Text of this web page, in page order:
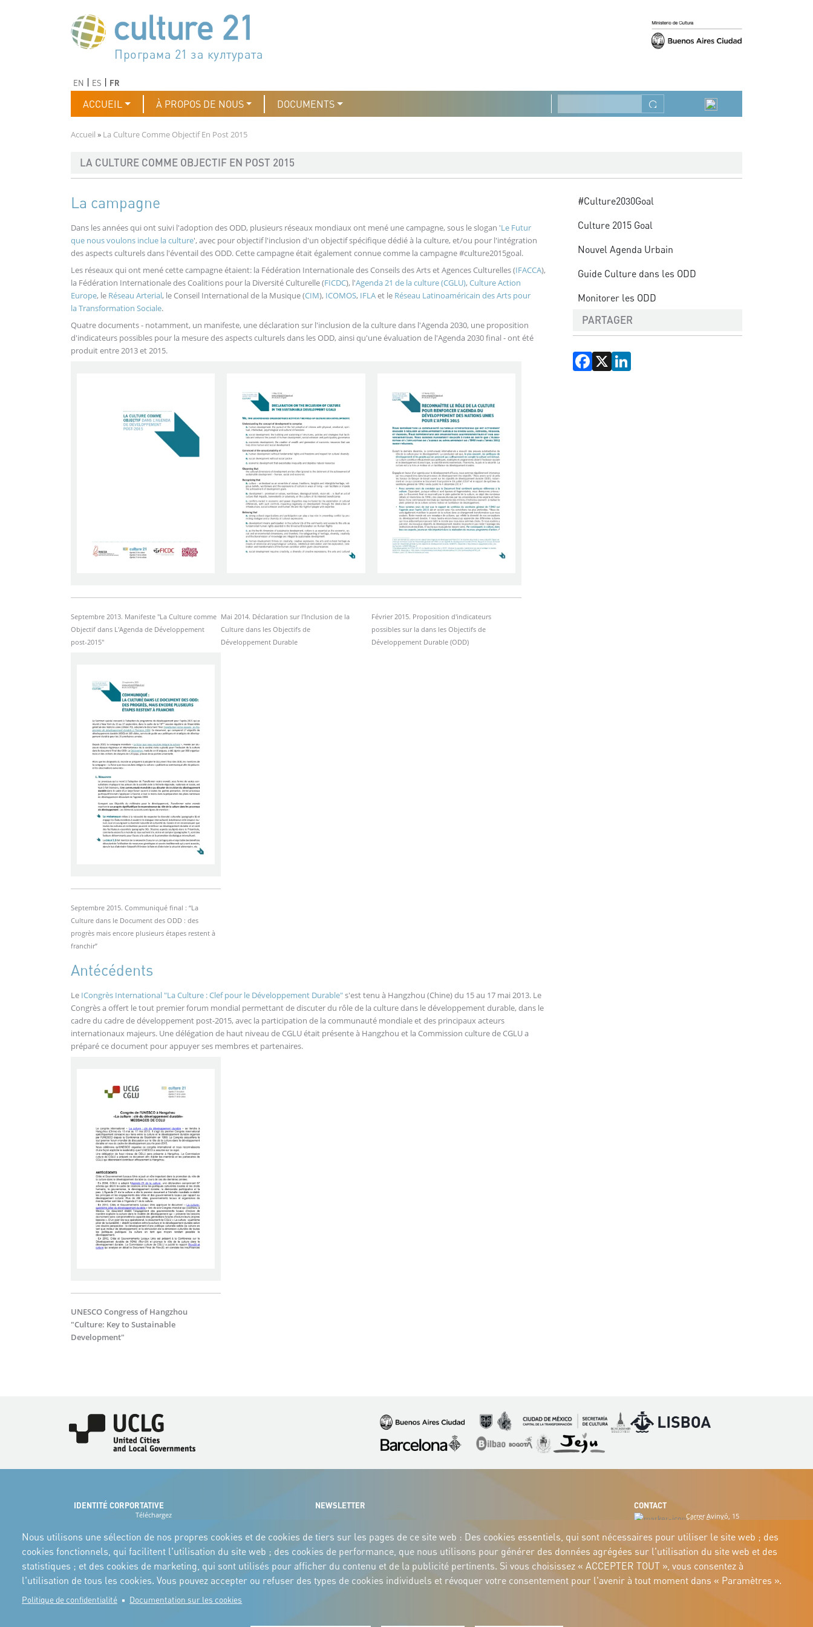
جدول أعمال القرن 21 للثقافة
Програма 21 за културата
Agenda 21 de la cultura
Agjenda 21 për kulturë
Agenda 21 van cultuur
Agenda 21 for culture
Kulturaren Agenda 21
Agenda 21 de la culture
Axenda 21 da cultura
Agenda 21 für Kultur
Agenda 21 della cultura
文化のためのアジェンダ21
دستورکار 21 برای فرهنگ
Agenda 21 dla kultury
Agenda 21 da cultura
Повестка дня 21 для культуры
Agenda 21 za kulturu
Agenda 21 de la cultura
Agenda 21 för kulturen
Kültür için Gündem 21
Порядок денний 21 для культури
EN ES FR
Navigation principale
ACCUEIL À PROPOS DE NOUS DOCUMENTS
Fil d'Ariane
Accueil La Culture Comme Objectif En Post 2015
LA CULTURE COMME OBJECTIF EN POST 2015
La campagne
Dans les années qui ont suivi l'adoption des ODD, plusieurs réseaux mondiaux ont mené une campagne, sous le slogan 'Le Futur
que nous voulons inclue la culture', avec pour objectif l'inclusion d'un objectif spécifique dédié à la culture, et/ou pour l'intégration
des aspects culturels dans l'éventail des ODD. Cette campagne était également connue comme la campagne #culture2015goal.
Les réseaux qui ont mené cette campagne étaient: la Fédération Internationale des Conseils des Arts et Agences Culturelles (IFACCA),
la Fédération Internationale des Coalitions pour la Diversité Culturelle (FICDC), l'Agenda 21 de la culture (CGLU),Culture Action
Europe, le Réseau Arterial, le Conseil International de la Musique(CIM), ICOMOS, IFLAet le Réseau Latinoaméricain des Arts pour
la Transformation Sociale.
Quatre documents - notamment, un manifeste, une déclaration sur l'inclusion de la culture dans l'Agenda 2030, une proposition
d'indicateurs possibles pour la mesure des aspects culturels dans les ODD, ainsi qu'une évaluation de l'Agenda 2030 final - ont été
produit entre 2013 et 2015.
Septembre 2013. Manifeste "La Culture comme
Objectif dans L'Agenda de Développement
post-2015"
Mai 2014. Déclaration sur l'Inclusion de la
Culture dans les Objectifs de
Développement Durable
Février 2015. Proposition d'indicateurs
possibles sur la dans les Objectifs de
Développement Durable (ODD)
Septembre 2015. Communiqué final : “La
Culture dans le Document des ODD : des
progrès mais encore plusieurs étapes restent à
franchir”
Antécédents
Le ICongrès International "La Culture : Clef pour le Développement Durable"s'est tenu à Hangzhou (Chine) du 15 au 17 mai 2013. Le
Congrès a offert le tout premier forum mondial permettant de discuter du rôle de la culture dans le développement durable, dans le
cadre du cadre de développement post-2015, avec la participation de la communauté mondiale et des principaux acteurs
internationaux majeurs. Une délégation de haut niveau de CGLU était présente à Hangzhou et la Commission culture de CGLU a
préparé ce document pour appuyer ses membres et partenaires.
UNESCO Congress of Hangzhou
"Culture: Key to Sustainable
Development"
Advocacy
#Culture2030Goal
Culture 2015 Goal
Nouvel Agenda Urbain
Guide Culture dans les ODD
Monitorer les ODD
PARTAGER
Facebook
X
Image Image Image ImageImage
Image
Image Image ImageImage
IDENTITÉ CORPORTATIVE
Téléchargez
manuel
NEWSLETTER CONTACT
Carrer Avinyó, 15
08002 Barcelona
culture@uclg.org
Nous utilisons une sélection de nos propres cookies et de cookies de tiers sur les pages de ce site web : Des cookies essentiels, qui sont nécessaires pour utiliser le site web ; des
cookies fonctionnels, qui facilitent l'utilisation du site web ; des cookies de performance, que nous utilisons pour générer des données agrégées sur l'utilisation du site web et des
statistiques ; et des cookies de marketing, qui sont utilisés pour afficher du contenu et de la publicité pertinents. Si vous choisissez « ACCEPTER TOUT », vous consentez à
l'utilisation de tous les cookies. Vous pouvez accepter ou refuser des types de cookies individuels et révoquer votre consentement pour l'avenir à tout moment dans « Paramètres ».
Politique de confidentialité Documentation sur les cookies